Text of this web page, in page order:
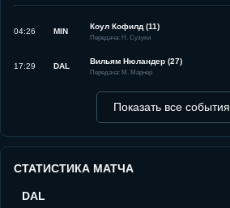
04:26 MIN
Коул Кофилд (11)
Передача: Н. Сузуки
17:29 DAL
Вильям Нюландер (27)
Передача: М. Марнер
Показать все события
СТАТИСТИКА МАТЧА
DAL